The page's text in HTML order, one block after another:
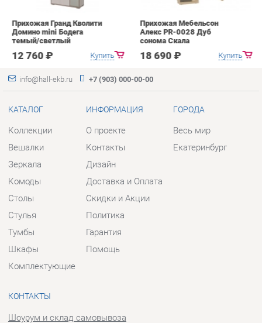
Коллекции
Комоды
Стулья
Тумбы
Шкафы
Комплектующие
О проекте
Контакты
Доставка и Оплата
Политика
Гарантия
Помощь
Весь мир
Шоурум и склад самовывоза
Адрес: г. Екатеринбург, пер.
Базовый, 47
Телефон: +7 (903) 000-00-00
Пн - Пт:10:00 - 18:00 (GMT+5)